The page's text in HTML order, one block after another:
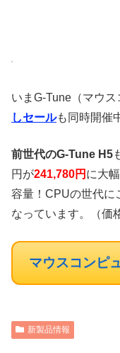
いまG-Tune（マウス
しセールも同時開催
前世代のG-Tune H5
円が241,780円 に大
容量！CPUの世代に
なっています。（価
マウスコンピ
新製品情報